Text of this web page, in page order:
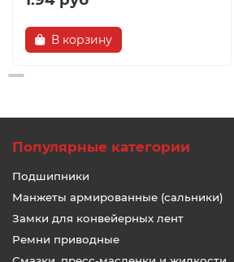
В корзину
Популярные категории
Подшипники
Манжеты армированные (сальники)
Замки для конвейерных лент
Ремни приводные